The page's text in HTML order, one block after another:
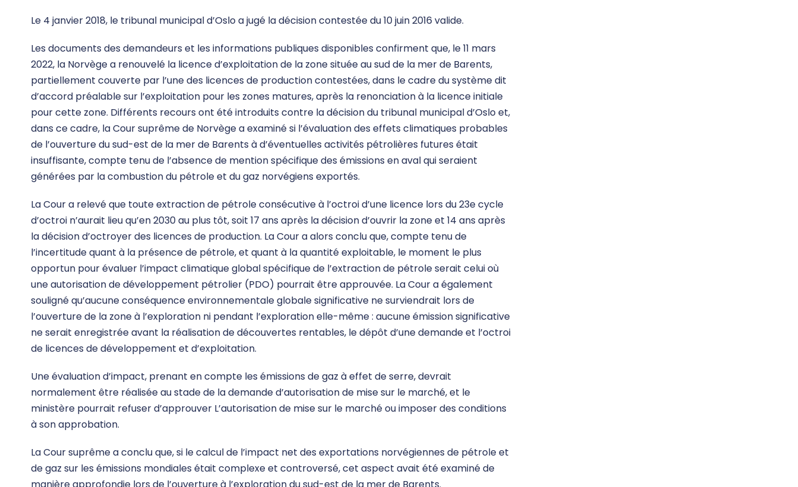
Le 4 janvier 2018, le tribunal municipal d’Oslo a jugé la décision contestée du 10 juin 2016 valide.
Les documents des demandeurs et les informations publiques disponibles confirment que, le 11 mars
2022, la Norvège a renouvelé la licence d’exploitation de la zone située au sud de la mer de Barents,
partiellement couverte par l’une des licences de production contestées, dans le cadre du système dit
d’accord préalable sur l’exploitation pour les zones matures, après la renonciation à la licence initiale
pour cette zone. Différents recours ont été introduits contre la décision du tribunal municipal d’Oslo et,
dans ce cadre, la Cour suprême de Norvège a examiné si l’évaluation des effets climatiques probables
de l’ouverture du sud-est de la mer de Barents à d’éventuelles activités pétrolières futures était
insuffisante, compte tenu de l’absence de mention spécifique des émissions en aval qui seraient
générées par la combustion du pétrole et du gaz norvégiens exportés.
La Cour a relevé que toute extraction de pétrole consécutive à l’octroi d’une licence lors du 23e cycle
d’octroi n’aurait lieu qu’en 2030 au plus tôt, soit 17 ans après la décision d’ouvrir la zone et 14 ans après
la décision d’octroyer des licences de production. La Cour a alors conclu que, compte tenu de
l’incertitude quant à la présence de pétrole, et quant à la quantité exploitable, le moment le plus
opportun pour évaluer l’impact climatique global spécifique de l’extraction de pétrole serait celui où
une autorisation de développement pétrolier (PDO) pourrait être approuvée. La Cour a également
souligné qu’aucune conséquence environnementale globale significative ne surviendrait lors de
l’ouverture de la zone à l’exploration ni pendant l’exploration elle-même : aucune émission significative
ne serait enregistrée avant la réalisation de découvertes rentables, le dépôt d’une demande et l’octroi
de licences de développement et d’exploitation.
Une évaluation d’impact, prenant en compte les émissions de gaz à effet de serre, devrait
normalement être réalisée au stade de la demande d’autorisation de mise sur le marché, et le
ministère pourrait refuser d’approuver L’autorisation de mise sur le marché ou imposer des conditions
à son approbation.
La Cour suprême a conclu que, si le calcul de l’impact net des exportations norvégiennes de pétrole et
de gaz sur les émissions mondiales était complexe et controversé, cet aspect avait été examiné de